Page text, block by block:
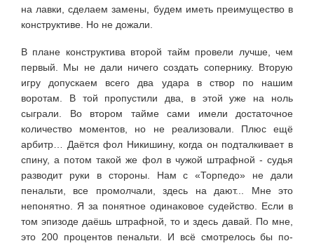
на лавки, сделаем замены, будем иметь преимущество в
конструктиве. Но не дожали.
В плане конструктива второй тайм провели лучше, чем
первый. Мы не дали ничего создать сопернику. Вторую
игру допускаем всего два удара в створ по нашим
воротам. В той пропустили два, в этой уже на ноль
сыграли. Во втором тайме сами имели достаточное
количество моментов, но не реализовали. Плюс ещё
арбитр… Даётся фол Никишину, когда он подталкивает в
спину, а потом такой же фол в чужой штрафной - судья
разводит руки в стороны. Нам с «Торпедо» не дали
пенальти, все промолчали, здесь на дают... Мне это
непонятно. Я за понятное одинаковое судейство. Если в
том эпизоде даёшь штрафной, то и здесь давай. По мне,
это 200 процентов пенальти. И всё смотрелось бы по-